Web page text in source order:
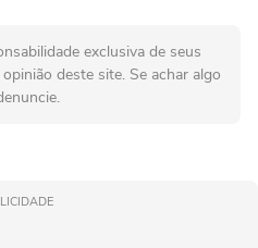
exclusiva de seus
deste site. Se achar algo